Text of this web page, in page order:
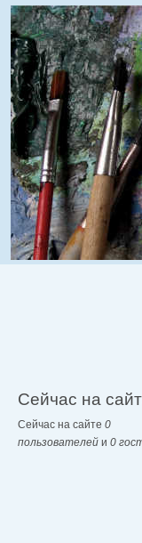
Сейчас на
Сейчас на сайте 0
пользователей и 0